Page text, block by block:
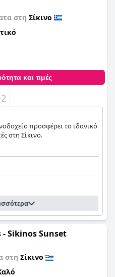
στη Σίκινο
και τιμές
προσφέρει το ιδανικό
στη Σίκινο.
Sikinos Sunset
στη Σίκινο